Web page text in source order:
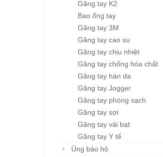
Găng tay K2
Bao ống tay
Găng tay 3M
Găng tay cao su
Găng tay chịu nhiệt
Găng tay chống hóa chất
Găng tay hàn da
Găng tay Jogger
Găng tay phòng sạch
Găng tay sợi
Găng tay vải bạt
Găng tay Y tế
Ủng bảo hộ